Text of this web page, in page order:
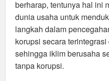
berharap, tentunya hal ini
dunia usaha untuk
langkah dalam
korupsi secara
sehingga iklim berusaha
tanpa korupsi.